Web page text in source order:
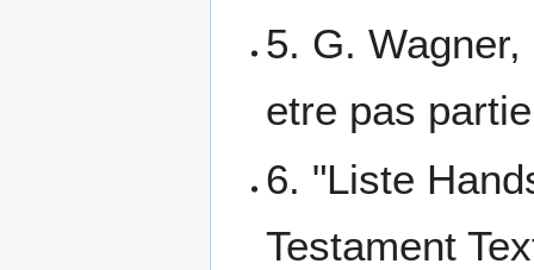
5. G.
etre pas
6. "Liste
Testament